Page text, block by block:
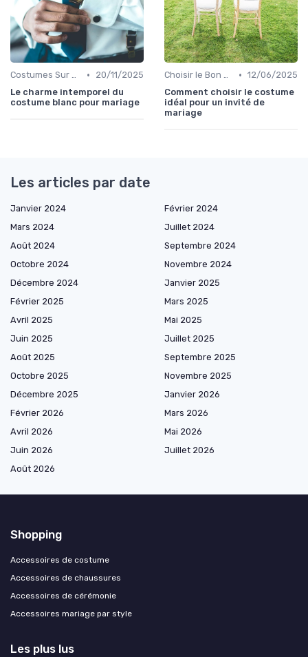
Costumes Sur Mesure •
20/11/2025
Le charme intemporel du
costume blanc pour mariage
Choisir le Bon Costume • 12/06/2025
Comment choisir le costume
idéal pour un invité de
mariage
Les articles par date
Janvier 2024
Février 2024
Mars 2024
Juillet 2024
Août 2024
Septembre 2024
Octobre 2024
Novembre 2024
Décembre 2024
Janvier 2025
Février 2025
Mars 2025
Avril 2025
Mai 2025
Juin 2025
Juillet 2025
Août 2025
Septembre 2025
Octobre 2025
Novembre 2025
Décembre 2025
Janvier 2026
Février 2026
Mars 2026
Avril 2026
Mai 2026
Juin 2026
Juillet 2026
Août 2026
Shopping
Accessoires de costume
Accessoires de chaussures
Accessoires de cérémonie
Accessoires mariage par style
Les plus lus